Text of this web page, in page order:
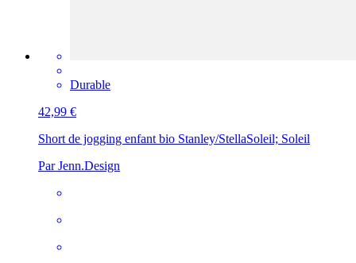
Durable
42,99 €
Short de jogging enfant bio Stanley/StellaSoleil; Soleil
Par Jenn.Design